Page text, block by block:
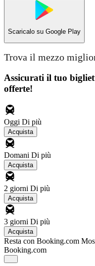
Scaricalo su Google Play
Trova il mezzo
Assicurati il ​​tuo
offerte!
Oggi Di più
Acquista
Domani Di più
Acquista
2 giorni Di più
Acquista
3 giorni Di più
Acquista
Resta con Booking.com
Booking.com